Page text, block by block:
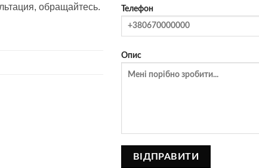
обращайтесь. Телефон
Опис